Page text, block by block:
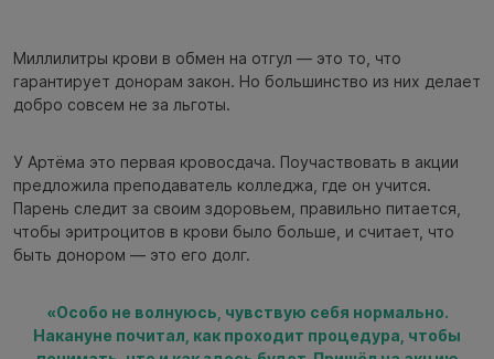
Миллилитры крови в обмен на отгул — это то, что
гарантирует донорам закон. Но большинство из них делает
добро совсем не за льготы.
У Артёма это первая кровосдача. Поучаствовать в акции
предложила преподаватель колледжа, где он учится.
Парень следит за своим здоровьем, правильно питается,
чтобы эритроцитов в крови было больше, и считает, что
быть донором — это его долг.
«Особо не волнуюсь, чувствую себя нормально.
Накануне почитал, как проходит процедура, чтобы